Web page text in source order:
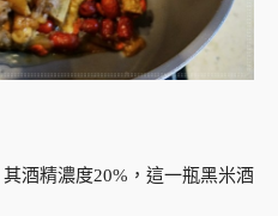
酒精濃度20%，這一瓶黑米酒